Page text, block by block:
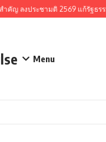
คัญ ลงประชามติ 2569 แก้รัฐธรร
Menu